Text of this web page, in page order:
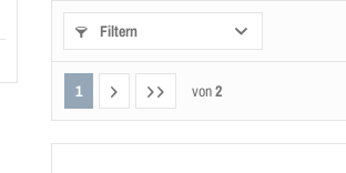
Filtern
1 von2